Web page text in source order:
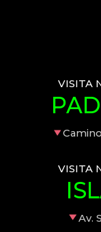
VISITA
VISITA
Av.